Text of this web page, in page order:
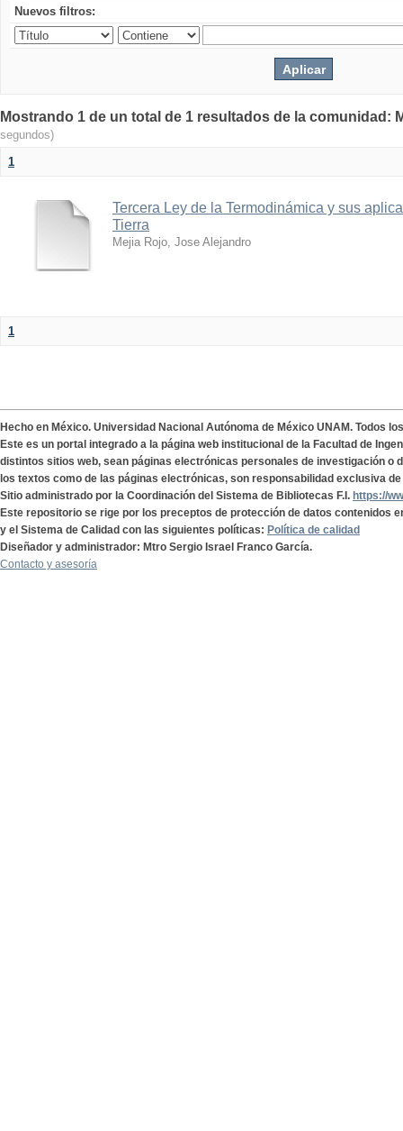
Nuevos filtros:
Mostrando 1 de un total de 1 resultados de la comunidad:
segundos)
1
Tercera Ley de la Termodinámica y sus
Tierra
Mejia Rojo, Jose Alejandro
1
Hecho en México. Universidad Nacional Autónoma de México UNAM. Todos
Este es un portal integrado a la página web institucional de la Facultad de
distintos sitios web, sean páginas electrónicas personales de investigación o
los textos como de las páginas electrónicas, son responsabilidad exclusiva
Sitio administrado por la Coordinación del Sistema de Bibliotecas F.I. https://
Este repositorio se rige por los preceptos de protección de datos contenidos
y el Sistema de Calidad con las siguientes políticas: Política de calidad
Diseñador y administrador: Mtro Sergio Israel Franco García.
Contacto y asesoría